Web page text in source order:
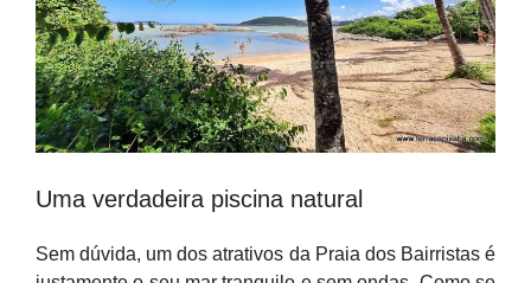
Uma verdadeira piscina natural
Sem dúvida, um dos atrativos da Praia dos Bairristas é